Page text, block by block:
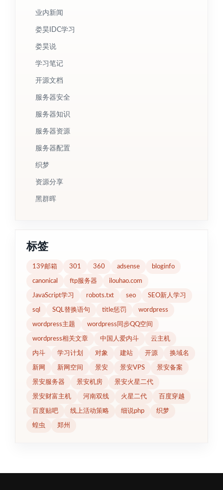
业内新闻
娄昊IDC学习
娄昊说
学习笔记
开源文档
服务器安全
服务器知识
服务器资源
服务器配置
织梦
资源分享
黑群晖
标签
139邮箱 301 360 adsense bloginfo
canonical ftp服务器 ilouhao.com
JavaScript学习 robots.txt seo SEO新人学习
sql SQL替换语句 title惩罚 wordpress
wordpress主题 wordpress同步QQ空间
wordpress相关文章 中国人爱内斗 云主机
内斗 学习计划 对象 建站 开源 换域名
新网 新网空间 景安 景安VPS 景安备案
景安服务器 景安机房 景安火星二代
景安财富主机 河南双线 火星二代 百度穿越
百度贴吧 线上活动策略 细说php 织梦
蝗虫 郑州